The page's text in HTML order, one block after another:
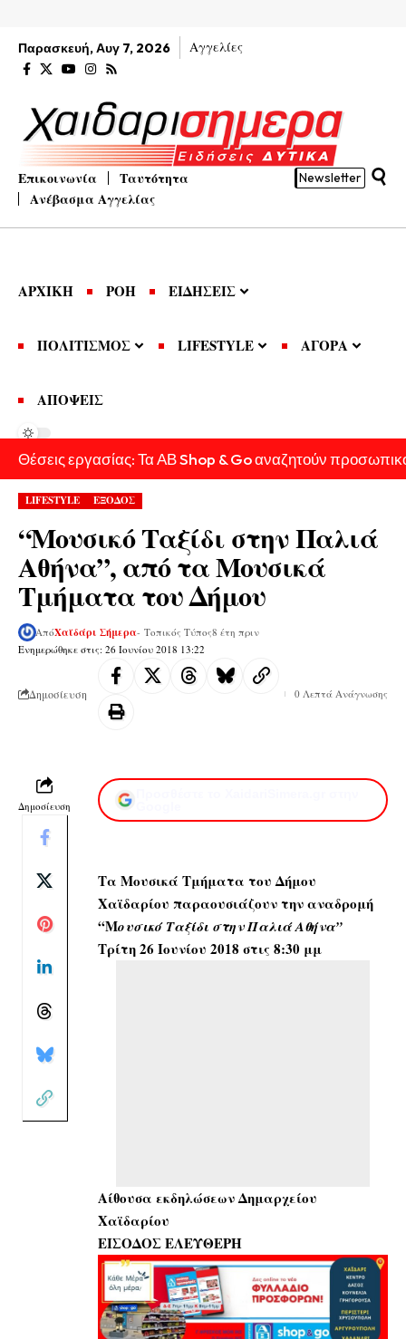
Παρασκευή, Αυγ 7, 2026 Αγγελίες
Επικοινωνία
Ταυτότητα
Ανέβασμα Αγγελίας
Newsletter
ΑΡΧΙΚΗ ΡΟΗ ΕΙΔΗΣΕΙΣ
ΠΟΛΙΤΙΣΜΟΣ LIFESTYLE ΑΓΟΡΑ
ΑΠΟΨΕΙΣ
Θέσεις εργασίας: Τα ΑΒ Shop & Go αναζητούν
LIFESTYLE ΕΞΟΔΟΣ
“Μουσικό Ταξίδι στην Παλιά
Αθήνα”, από τα Μουσικά
Τμήματα του Δήμου
Ενημερώθηκε στις: 26 Ιουνίου 2018 13:22
ΑπόΧαϊδάρι Σήμερα- Τοπικός Τύπος8 έτη πριν
Δημοσίευση 0 Λεπτά Ανάγνωσης
Δημοσίευση
Τα Μουσικά Τμήματα του Δήμου
Χαϊδαρίου παραουσιάζουν την αναδρομή
“Μουσικό Ταξίδι στην Παλιά Αθήνα”
Τρίτη 26 Ιουνίου 2018 στις 8:30 μμ
Αίθουσα εκδηλώσεων Δημαρχείου
Χαϊδαρίου
ΕΙΣΟΔΟΣ ΕΛΕΥΘΕΡΗ